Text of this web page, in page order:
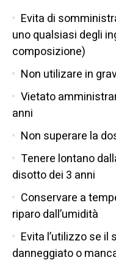
Evita di
uno qualsiasi degli
composizione)
Non utilizare in
Vietato
anni
Non superare la
Tenere lontano
disotto dei 3 anni
Conservare a
riparo dall’umidità
Evita l’utilizzo se
danneggiato o